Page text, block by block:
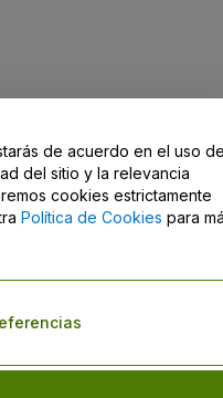
Inc 2026 Datos de
, de laPolítica de Cookies
ni tus opciones de
de acuerdo en el uso
del sitio y la relevancia
cookies estrictamente
Política de Cookies para